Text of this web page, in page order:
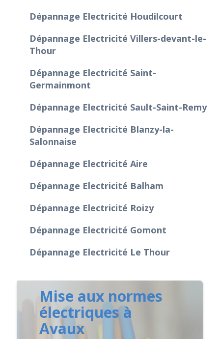
Dépannage Electricité Houdilcourt
Dépannage Electricité Villers-devant-le-
Thour
Dépannage Electricité Saint-
Germainmont
Dépannage Electricité Sault-Saint-Remy
Dépannage Electricité Blanzy-la-
Salonnaise
Dépannage Electricité Aire
Dépannage Electricité Balham
Dépannage Electricité Roizy
Dépannage Electricité Gomont
Dépannage Electricité Le Thour
Mise aux normes
électriques à
Avaux